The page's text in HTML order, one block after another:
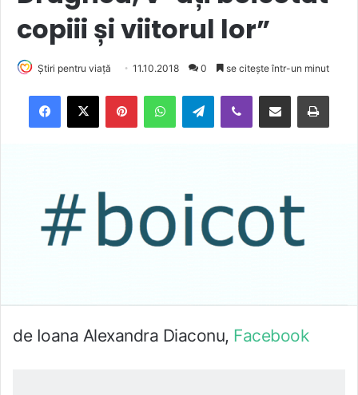
copiii și viitorul lor”
Știri pentru viață 11.10.2018 0 se citește într-un minut
Telegram
de Ioana Alexandra Diaconu, Facebook